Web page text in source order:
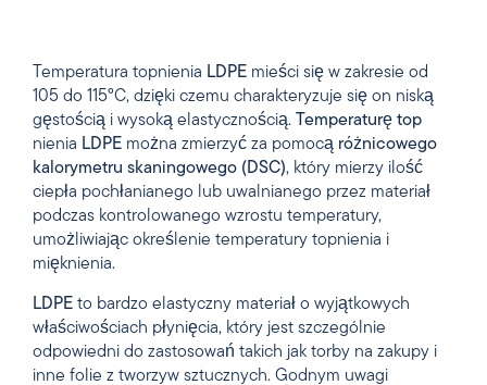
Temperatura topnienia LDPE mieści się w zakresie od
105 do 115°C, dzięki czemu charakteryzuje się on niską
gęstością i wysoką elastycznością. Temperaturę top
nienia LDPE można zmierzyć za pomocą różnicowego
kalorymetru skaningowego (DSC), który mierzy ilość
ciepła pochłanianego lub uwalnianego przez materiał
podczas kontrolowanego wzrostu temperatury,
umożliwiając określenie temperatury topnienia i
mięknienia.
LDPE to bardzo elastyczny materiał o wyjątkowych
właściwościach płynięcia, który jest szczególnie
odpowiedni do zastosowań takich jak torby na zakupy i
inne folie z tworzyw sztucznych. Godnym uwagi